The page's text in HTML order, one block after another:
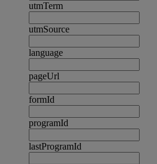
utmTerm
utmSource
language
pageUrl
formId
programId
lastProgramId